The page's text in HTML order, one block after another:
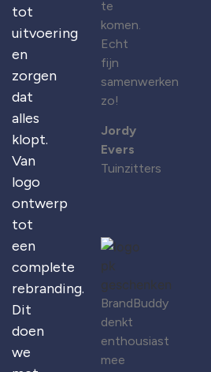
tot
uitvoering
en
zorgen
dat
alles
klopt.
Van
logo
ontwerp
tot
een
complete
rebranding.
Dit
doen
we
te
komen.
Echt
fijn
samenwerken
zo!
Jordy
Evers
Tuinzitters
BrandBuddy
denkt
enthousiast
mee